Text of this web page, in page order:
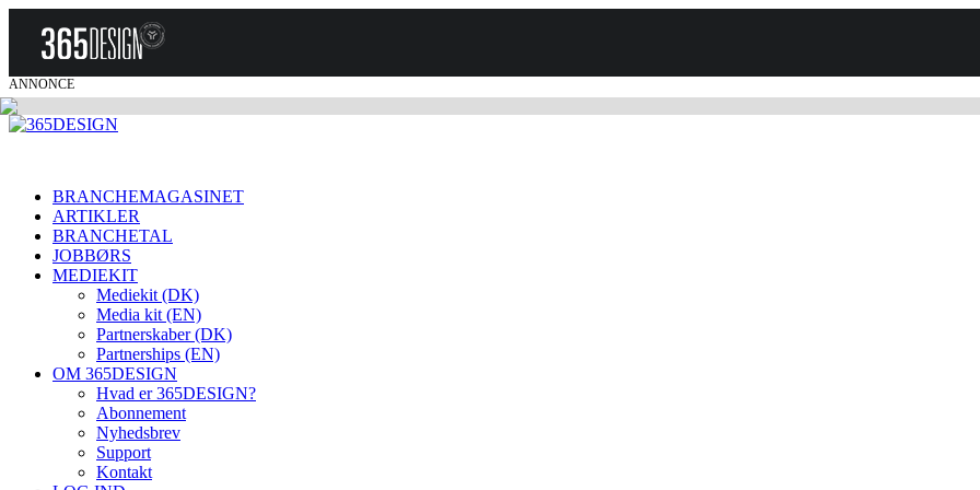
ANNONCE
BRANCHEMAGASINET
ARTIKLER
BRANCHETAL
JOBBØRS
MEDIEKIT
Mediekit (DK)
Media kit (EN)
Partnerskaber (DK)
Partnerships (EN)
OM 365DESIGN
Hvad er 365DESIGN?
Abonnement
Nyhedsbrev
Support
Kontakt